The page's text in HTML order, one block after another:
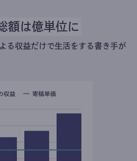
額は億単位に
る収益だけで生活をする書き手が